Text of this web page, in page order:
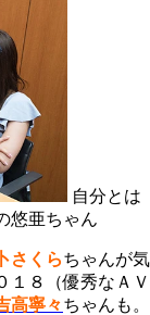
自分とは
悠亜ちゃん
さくらちゃんが気
８（優秀なＡＶ
高寧々ちゃんも。